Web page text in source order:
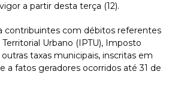
a partir desta terça (12).
contribuintes com débitos referentes
Urbano (IPTU), Imposto
taxas municipais, inscritas em
a fatos geradores ocorridos até 31 de